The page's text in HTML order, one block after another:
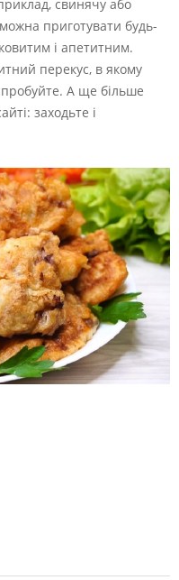
свинячу або
приготувати будь-
і апетитним.
перекус, в якому
А ще більше
заходьте і